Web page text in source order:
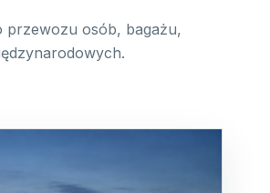
przewozu osób, bagażu,